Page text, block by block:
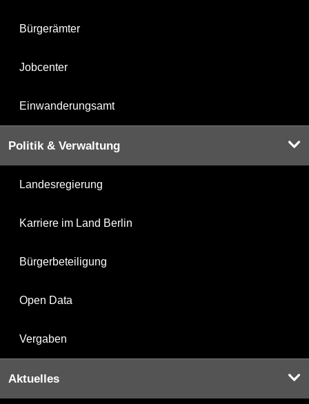
Bürgerämter
Jobcenter
Einwanderungsamt
Politik & Verwaltung
Landesregierung
Karriere im Land Berlin
Bürgerbeteiligung
Open Data
Vergaben
Aktuelles